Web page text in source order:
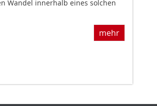
Wandel innerhalb eines solchen
mehr